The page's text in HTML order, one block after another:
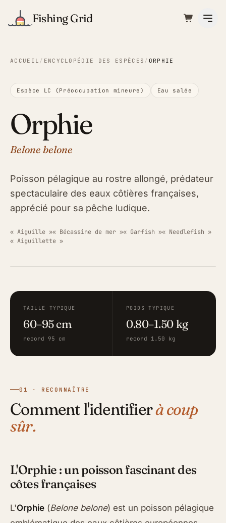
Fishing Grid
ACCUEIL / ENCYCLOPÉDIE DES ESPÈCES / ORPHIE
Espèce LC (Préoccupation mineure) Eau salée
Orphie
Belone belone
Poisson pélagique au rostre allongé, prédateur
spectaculaire des eaux côtières françaises,
apprécié pour sa pêche ludique.
« Aiguille »« Bécassine de mer »« Garfish »« Needlefish »
« Aiguillette »
TAILLE TYPIQUE
60–95 cm
record 95 cm
POIDS TYPIQUE
0.80–1.50 kg
record 1.50 kg
01 · RECONNAÎTRE
Comment l'identifierà coup
sûr.
L'Orphie : un poisson fascinant des
côtes françaises
L'Orphie (Belone belone) est un poisson pélagique